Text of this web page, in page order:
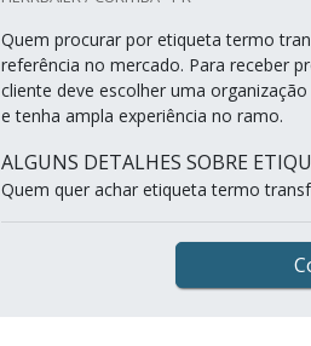
Quem procurar por etiqueta termo
referência no mercado. Para receber
cliente deve escolher uma
e tenha ampla experiência no ramo.
ALGUNS DETALHES SOBRE
Quem quer achar etiqueta termo